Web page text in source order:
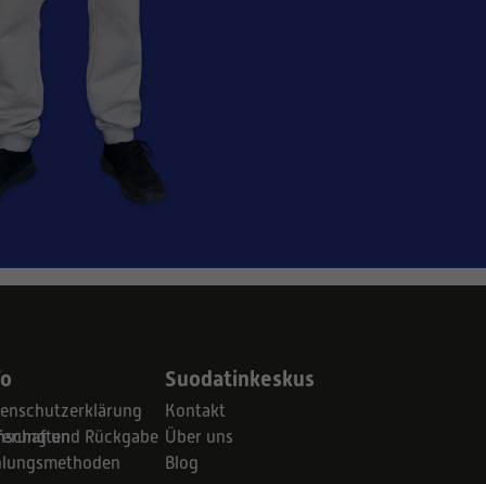
und Rückgabe
Suodatinkeskus
Kontakt
Über uns
Blog